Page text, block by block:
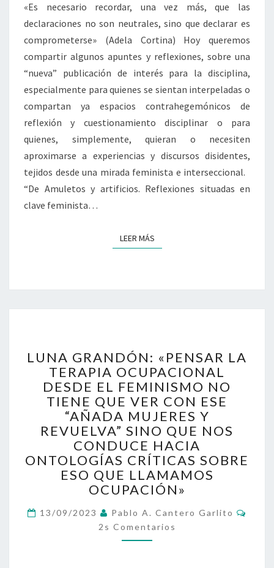
OCUPACIONAL”.
«Es necesario recordar, una vez más, que las
declaraciones no son neutrales, sino que declarar es
comprometerse» (Adela Cortina) Hoy queremos
compartir algunos apuntes y reflexiones, sobre una
“nueva” publicación de interés para la disciplina,
especialmente para quienes se sientan interpeladas o
compartan ya espacios contrahegemónicos de
reflexión y cuestionamiento disciplinar o para
quienes, simplemente, quieran o necesiten
aproximarse a experiencias y discursos disidentes,
tejidos desde una mirada feminista e interseccional.
“De Amuletos y artificios. Reflexiones situadas en
clave feminista…
LEER MÁSLEER MÁS
GRANDÓN:
«PENSAR
LA
TERAPIA
OCUPACIONAL
DESDE
EL
FEMINISMO
NO
TIENE
QUE
CON
ESE
LUNA GRANDÓN: «PENSAR LA
TERAPIA OCUPACIONAL
DESDE EL FEMINISMO NO
TIENE QUE VER CON ESE
“AÑADA MUJERES Y
REVUELVA” SINO QUE NOS
CONDUCE HACIA
ONTOLOGÍAS CRÍTICAS SOBRE
ESO QUE LLAMAMOS
OCUPACIÓN»
13/09/2023 Pablo A. Cantero Garlito
2s Comentarios